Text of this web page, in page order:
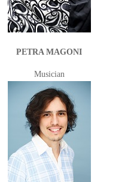
PETRA MAGONI
Musician